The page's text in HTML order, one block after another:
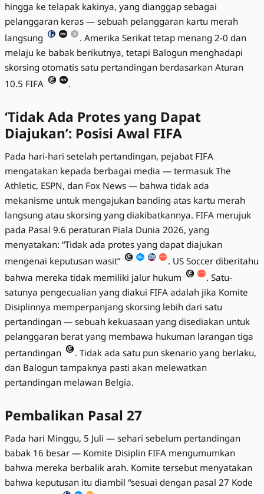
hingga ke telapak kakinya, yang dianggap sebagai
pelanggaran keras — sebuah pelanggaran kartu merah
langsung
. Amerika Serikat tetap menang 2-0 dan
melaju ke babak berikutnya, tetapi Balogun menghadapi
skorsing otomatis satu pertandingan berdasarkan Aturan
10.5 FIFA
.
‘Tidak Ada Protes yang Dapat
Diajukan’: Posisi Awal FIFA
Pada hari-hari setelah pertandingan, pejabat FIFA
mengatakan kepada berbagai media — termasuk The
Athletic, ESPN, dan Fox News — bahwa tidak ada
mekanisme untuk mengajukan banding atas kartu merah
langsung atau skorsing yang diakibatkannya. FIFA merujuk
pada Pasal 9.6 peraturan Piala Dunia 2026, yang
menyatakan: “Tidak ada protes yang dapat diajukan
mengenai keputusan wasit”
. US Soccer diberitahu
bahwa mereka tidak memiliki jalur hukum
. Satu-
satunya pengecualian yang diakui FIFA adalah jika Komite
Disiplinnya memperpanjang skorsing lebih dari satu
pertandingan — sebuah kekuasaan yang disediakan untuk
pelanggaran berat yang membawa hukuman larangan tiga
pertandingan
. Tidak ada satu pun skenario yang berlaku,
dan Balogun tampaknya pasti akan melewatkan
pertandingan melawan Belgia.
Pembalikan Pasal 27
Pada hari Minggu, 5 Juli — sehari sebelum pertandingan
babak 16 besar — Komite Disiplin FIFA mengumumkan
bahwa mereka berbalik arah. Komite tersebut menyatakan
bahwa keputusan itu diambil “sesuai dengan pasal 27 Kode